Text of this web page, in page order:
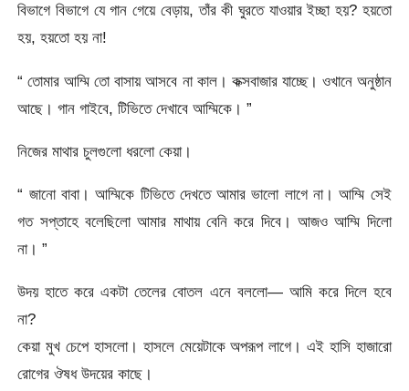
বিভাগে বিভাগে যে গান গেয়ে বেড়ায়, তাঁর কী ঘুরতে যাওয়ার ইচ্ছা হয়? হয়তো
হয়, হয়তো হয় না!
“ তোমার আম্মি তো বাসায় আসবে না কাল। কক্সবাজার যাচ্ছে। ওখানে অনুষ্ঠান
আছে। গান গাইবে, টিভিতে দেখাবে আম্মিকে। ”
নিজের মাথার চুলগুলো ধরলো কেয়া।
“ জানো বাবা। আম্মিকে টিভিতে দেখতে আমার ভালো লাগে না। আম্মি সেই
গত সপ্তাহে বলেছিলো আমার মাথায় বেনি করে দিবে। আজও আম্মি দিলো
না। ”
উদয় হাতে করে একটা তেলের বোতল এনে বললো— আমি করে দিলে হবে
না?
কেয়া মুখ চেপে হাসলো। হাসলে মেয়েটাকে অপরূপ লাগে। এই হাসি হাজারো
রোগের ঔষধ উদয়ের কাছে।